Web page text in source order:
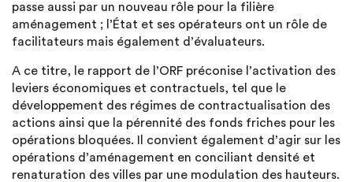
passe aussi par un nouveau rôle pour la filière
aménagement ; l’État et ses opérateurs ont un rôle de
facilitateurs mais également d’évaluateurs.
A ce titre, le rapport de l’ORF préconise l’activation des
leviers économiques et contractuels, tel que le
développement des régimes de contractualisation des
actions ainsi que la pérennité des fonds friches pour les
opérations bloquées. Il convient également d’agir sur les
opérations d’aménagement en conciliant densité et
renaturation des villes par une modulation des hauteurs.